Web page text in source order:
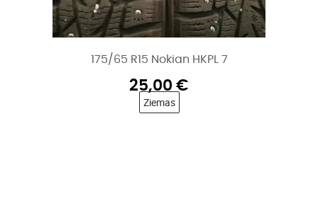
175/65 R15 Nokian HKPL 7
25,00 €
Ziemas